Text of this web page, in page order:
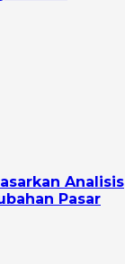
Analisis
Pasar